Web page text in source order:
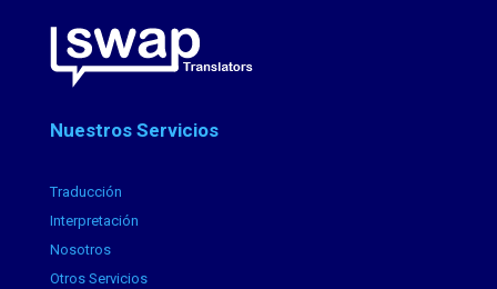
Nuestros Servicios
Traducción
Interpretación
Nosotros
Otros Servicios